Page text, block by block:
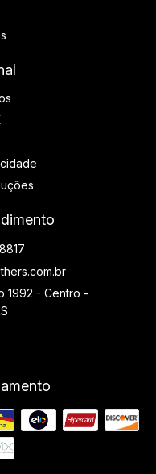
1992 - Centro -